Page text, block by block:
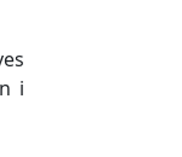
i